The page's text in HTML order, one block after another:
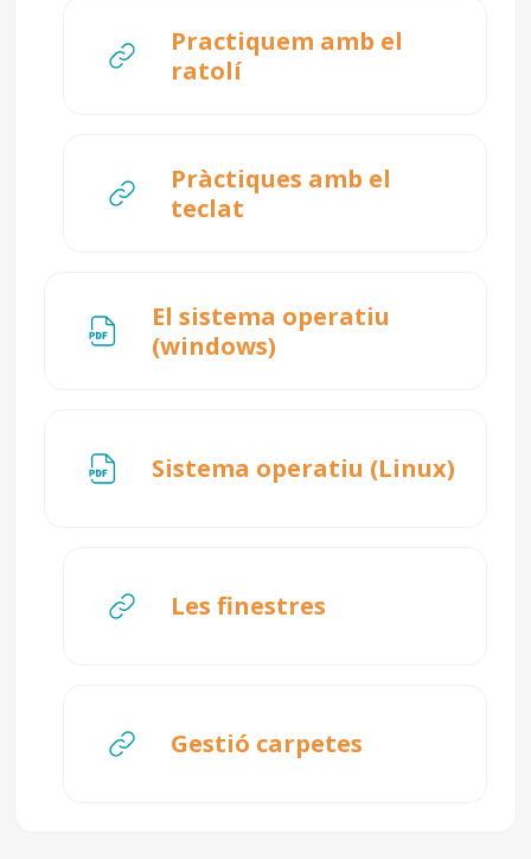
Practiquem amb el
ratolíURL
Pràctiques amb el
teclat
El sistema operatiu
(windows)
Sistema operatiu (Linux)
Les finestres
Gestió carpetes